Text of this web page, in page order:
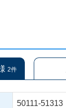
2件
50111-51313